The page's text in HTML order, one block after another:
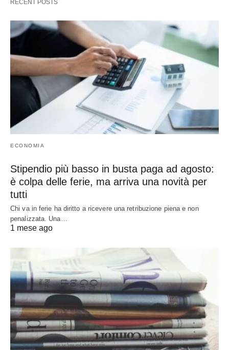
RECENT POSTS
ECONOMIA
Stipendio più basso in busta paga ad agosto:
è colpa delle ferie, ma arriva una novità per
tutti
Chi va in ferie ha diritto a ricevere una retribuzione piena e non
penalizzata. Una…
1 mese ago